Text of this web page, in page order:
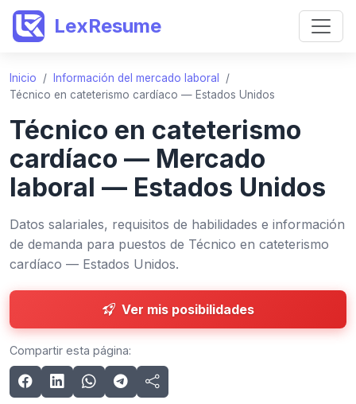
LexResume
Inicio / Información del mercado laboral
/
Técnico en cateterismo cardíaco — Estados Unidos
Técnico en cateterismo
cardíaco — Mercado
laboral — Estados Unidos
Datos salariales, requisitos de habilidades e información
de demanda para puestos de Técnico en cateterismo
cardíaco — Estados Unidos.
Ver mis posibilidades
Compartir esta página: